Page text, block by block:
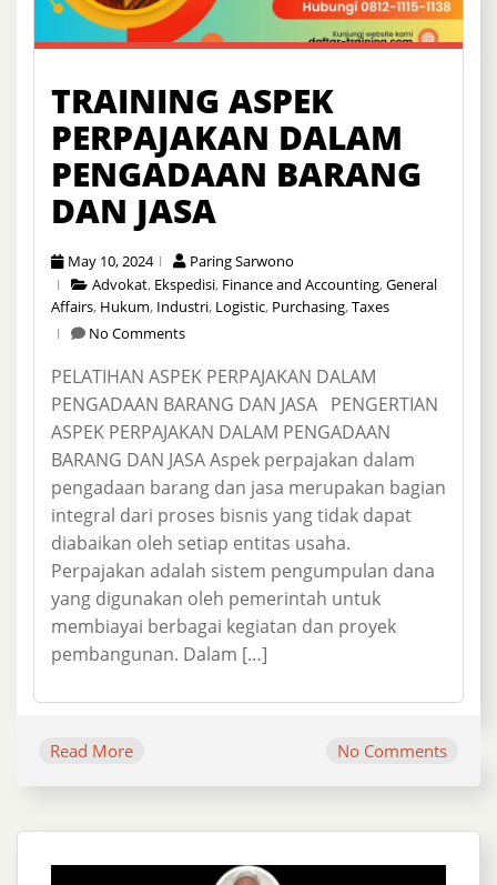
TRAINING ASPEK
PERPAJAKAN DALAM
PENGADAAN BARANG
DAN JASA
May 10, 2024
Paring Sarwono
Advokat, Ekspedisi, Finance and Accounting,General
Affairs, Hukum, Industri, Logistic, Purchasing,Taxes
No Comments
PELATIHAN ASPEK PERPAJAKAN DALAM
PENGADAAN BARANG DAN JASA PENGERTIAN
ASPEK PERPAJAKAN DALAM PENGADAAN
BARANG DAN JASA Aspek perpajakan dalam
pengadaan barang dan jasa merupakan bagian
integral dari proses bisnis yang tidak dapat
diabaikan oleh setiap entitas usaha.
Perpajakan adalah sistem pengumpulan dana
yang digunakan oleh pemerintah untuk
membiayai berbagai kegiatan dan proyek
pembangunan. Dalam […]
Read More No Comments